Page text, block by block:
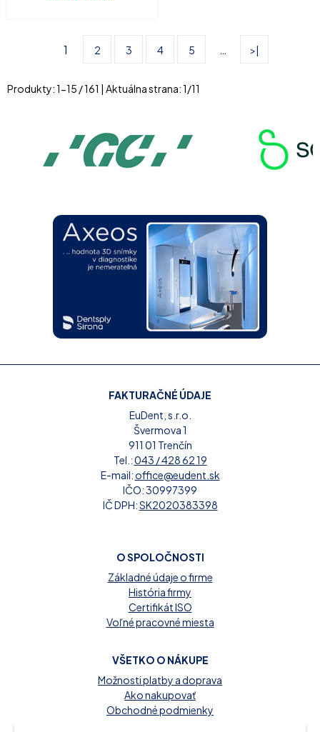
1 2 3 4 5 … >|
Produkty:1-15 /161 | Aktuálna strana:1/11
FAKTURAČNÉ ÚDAJE
EuDent, s.r.o.
Švermova 1
911 01 Trenčín
Tel.:043 / 428 62 19
E-mail:office@eudent.sk
IČO: 30997399
IČ DPH:SK2020383398
O SPOLOČNOSTI
Základné údaje o firme
História firmy
Certifikát ISO
Voľné pracovné miesta
VŠETKO O NÁKUPE
Možnosti platby a doprava
Ako nakupovať
Obchodné podmienky